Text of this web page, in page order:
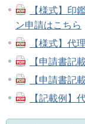
【様式】印
ン申請はこちら
【様式】代
【申請書記
【申請書記
【記載例】